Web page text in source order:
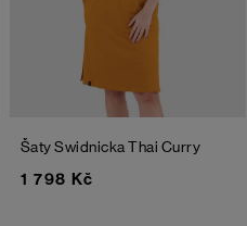
Šaty SwidnickaThai Curry
1 798 Kč